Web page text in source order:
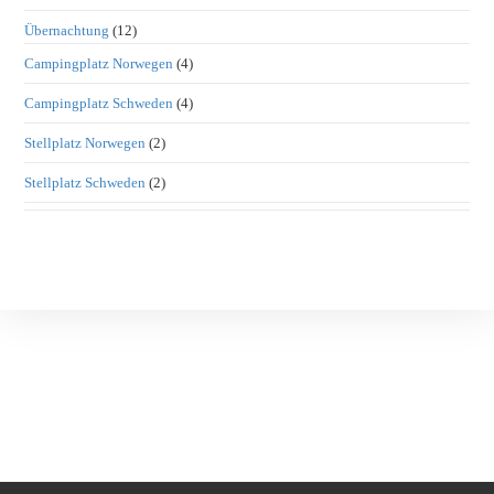
Übernachtung (12)
Campingplatz Norwegen (4)
Campingplatz Schweden (4)
Stellplatz Norwegen (2)
Stellplatz Schweden (2)